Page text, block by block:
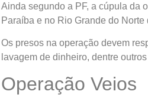
Ainda segundo a PF, a cúpula da
Paraíba e no Rio Grande do
Os presos na operação devem
lavagem de dinheiro, dentre
Operação Veios